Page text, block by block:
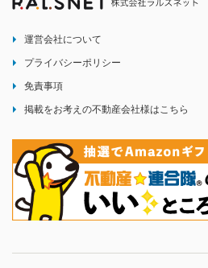
運営会社について
プライバシーポリシー
免責事項
掲載をお考えの不動産会社様はこちら